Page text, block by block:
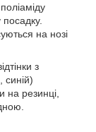
на нозі
з
на резинці,